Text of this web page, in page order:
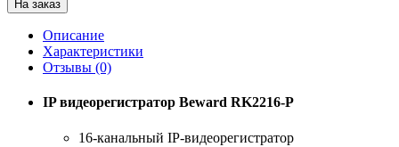
На заказ
Описание
Характеристики
Отзывы (0)
IP видеорегистратор Beward RK2216-P
16-канальный IP-видеорегистратор